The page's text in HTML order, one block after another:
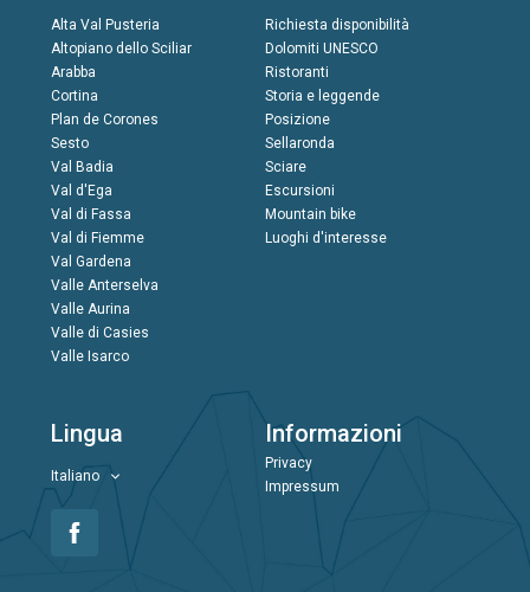
Alta Val Pusteria
Altopiano dello Sciliar
Arabba
Cortina
Plan de Corones
Sesto
Val Badia
Val d'Ega
Val di Fassa
Val di Fiemme
Val Gardena
Valle Anterselva
Valle Aurina
Valle di Casies
Valle Isarco
Richiesta disponibilità
Dolomiti UNESCO
Ristoranti
Storia e leggende
Posizione
Sellaronda
Sciare
Escursioni
Mountain bike
Luoghi d'interesse
Lingua
Italiano
Informazioni
Privacy
Impressum